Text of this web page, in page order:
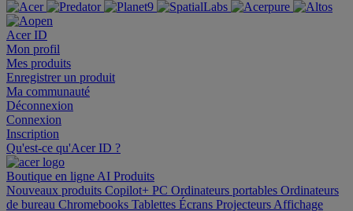
Acer ID
Mon profil
Mes produits
Enregistrer un produit
Ma communauté
Déconnexion
Connexion
Inscription
Qu'est-ce qu'Acer ID ?
Boutique en ligne AI Produits
Nouveaux produits Copilot+ PC Ordinateurs portables Ordinateurs
de bureau Chromebooks Tablettes Écrans Projecteurs Affichage